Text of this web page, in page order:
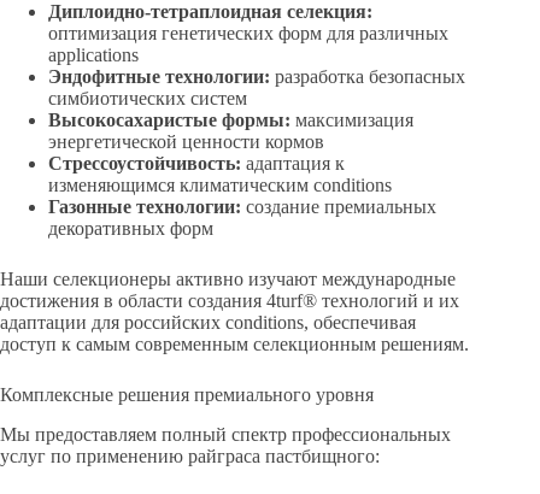
Диплоидно-тетраплоидная селекция:
оптимизация генетических форм для различных
applications
Эндофитные технологии: разработка безопасных
симбиотических систем
Высокосахаристые формы: максимизация
энергетической ценности кормов
Стрессоустойчивость: адаптация к
изменяющимся климатическим conditions
Газонные технологии: создание премиальных
декоративных форм
Наши селекционеры активно изучают международные
достижения в области создания 4turf® технологий и их
адаптации для российских conditions, обеспечивая
доступ к самым современным селекционным решениям.
Комплексные решения премиального уровня
Мы предоставляем полный спектр профессиональных
услуг по применению райграса пастбищного: